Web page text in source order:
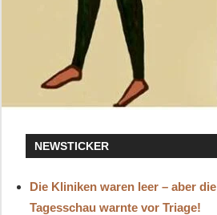
NEWSTICKER
Die Kliniken waren leer – aber die
Tagesschau warnte vor Triage!